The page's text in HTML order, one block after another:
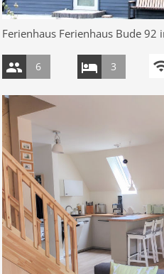
Ferienhaus Ferienhaus Bude 92
6 3